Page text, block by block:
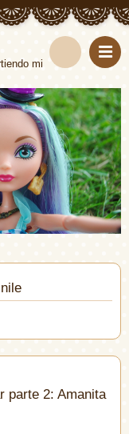
mi
parte 2: Amanita